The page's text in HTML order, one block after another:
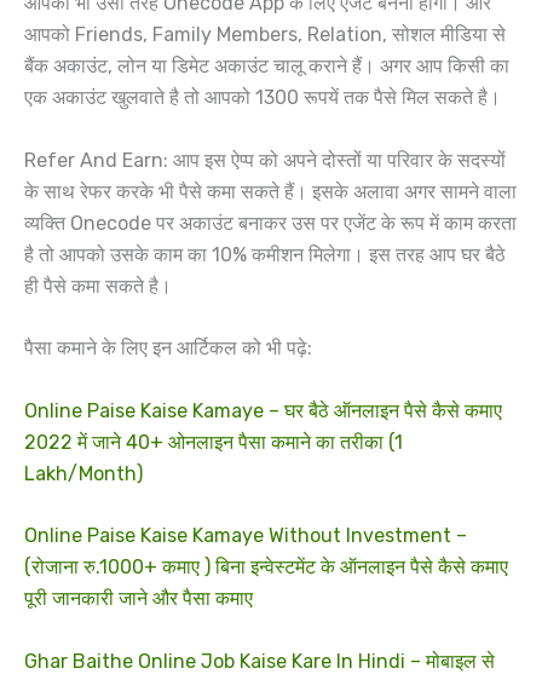
आपको Friends, Family Members, Relation, सोशल मीडिया से
बैंक अकाउंट, लोन या डिमेट अकाउंट चालू कराने हैं। अगर आप किसी का
एक अकाउंट खुलवाते है तो आपको 1300 रूपयें तक पैसे मिल सकते है।
Refer And Earn: आप इस ऐप्प को अपने दोस्तों या परिवार के सदस्यों
के साथ रेफर करके भी पैसे कमा सकते हैं। इसके अलावा अगर सामने वाला
व्यक्ति Onecode पर अकाउंट बनाकर उस पर एजेंट के रूप में काम करता
है तो आपको उसके काम का 10% कमीशन मिलेगा। इस तरह आप घर बैठे
ही पैसे कमा सकते है।
पैसा कमाने के लिए इन आर्टिकल को भी पढ़े:
Online Paise Kaise Kamaye – घर बैठे ऑनलाइन पैसे कैसे कमाए
2022 में जाने 40+ ओनलाइन पैसा कमाने का तरीका (1
Lakh/Month)
Online Paise Kaise Kamaye Without Investment –
(रोजाना रु.1000+ कमाए ) बिना इन्वेस्टमेंट के ऑनलाइन पैसे कैसे कमाए
पूरी जानकारी जाने और पैसा कमाए
Ghar Baithe Online Job Kaise Kare In Hindi – मोबाइल से